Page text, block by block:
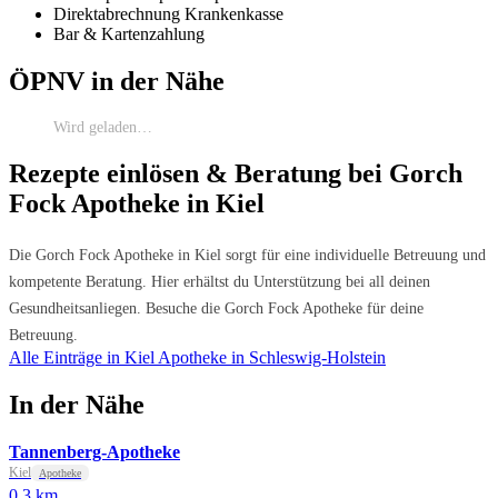
Direktabrechnung Krankenkasse
Bar & Kartenzahlung
ÖPNV in der Nähe
Wird geladen…
Rezepte einlösen & Beratung bei Gorch
Fock Apotheke in Kiel
Die Gorch Fock Apotheke in Kiel sorgt für eine individuelle Betreuung und
kompetente Beratung. Hier erhältst du Unterstützung bei all deinen
Gesundheitsanliegen. Besuche die Gorch Fock Apotheke für deine
Betreuung.
Alle Einträge in Kiel Apotheke in Schleswig-Holstein
In der Nähe
Tannenberg-Apotheke
Kiel Apotheke